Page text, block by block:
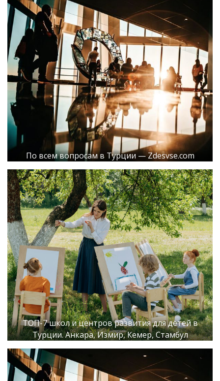
По всем вопросам в Турции — Zdesvse.com
ТОП-7 школ и центров развития для детей в
Турции. Анкара, Измир, Кемер, Стамбул